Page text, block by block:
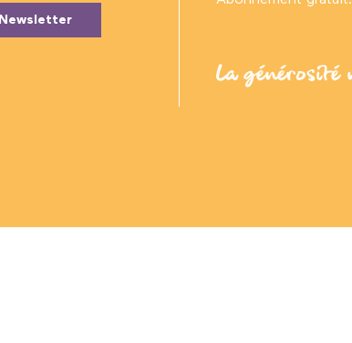
Newsletter